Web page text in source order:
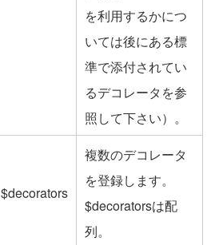
を利用するかにつ
いては後にある標
準で添付されてい
るデコレータを参
照して下さい）。
$decorators
複数のデコレータ
を登録します。
$decoratorsは配
列。